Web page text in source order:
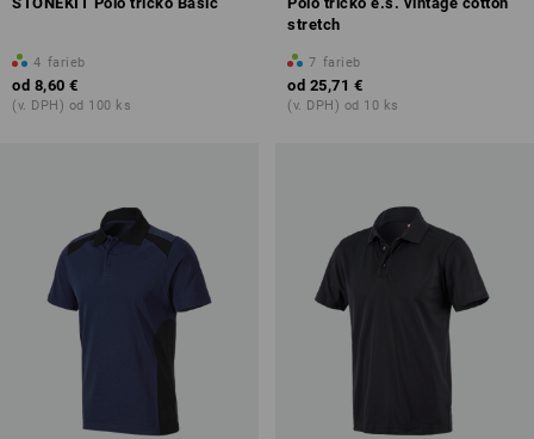
4 farieb
od 8,60 €
(v. DPH) od 100 ks
stretch
7 farieb
od 25,71 €
(v. DPH) od 10 ks